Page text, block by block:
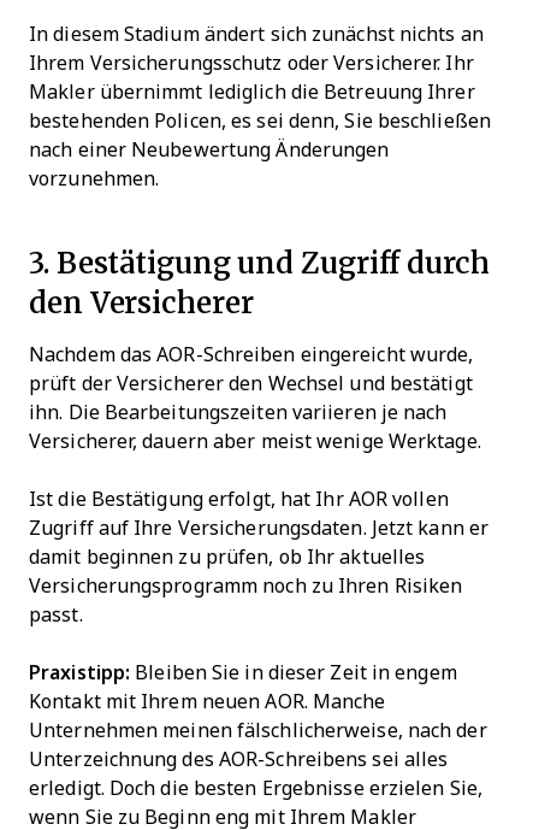
In diesem Stadium ändert sich zunächst nichts an
Ihrem Versicherungsschutz oder Versicherer. Ihr
Makler übernimmt lediglich die Betreuung Ihrer
bestehenden Policen, es sei denn, Sie beschließen
nach einer Neubewertung Änderungen
vorzunehmen.
3. Bestätigung und Zugriff durch
den Versicherer
Nachdem das AOR-Schreiben eingereicht wurde,
prüft der Versicherer den Wechsel und bestätigt
ihn. Die Bearbeitungszeiten variieren je nach
Versicherer, dauern aber meist wenige Werktage.
Ist die Bestätigung erfolgt, hat Ihr AOR vollen
Zugriff auf Ihre Versicherungsdaten. Jetzt kann er
damit beginnen zu prüfen, ob Ihr aktuelles
Versicherungsprogramm noch zu Ihren Risiken
passt.
Praxistipp: Bleiben Sie in dieser Zeit in engem
Kontakt mit Ihrem neuen AOR. Manche
Unternehmen meinen fälschlicherweise, nach der
Unterzeichnung des AOR-Schreibens sei alles
erledigt. Doch die besten Ergebnisse erzielen Sie,
wenn Sie zu Beginn eng mit Ihrem Makler